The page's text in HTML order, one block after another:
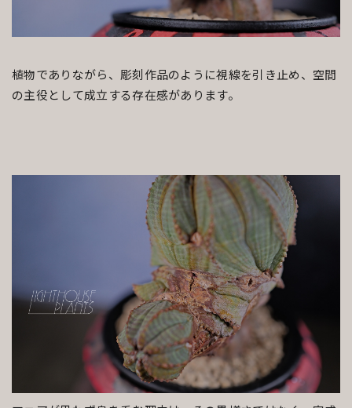
植物でありながら、彫刻作品のように視線を引き止め、空間
の主役として成立する存在感があります。